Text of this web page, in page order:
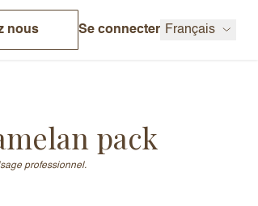
nous Se connecter Français
pack
professionnel.